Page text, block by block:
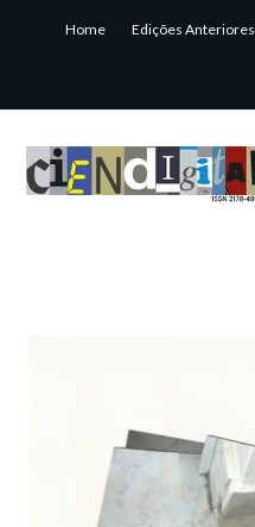
Home Edições Anteriores